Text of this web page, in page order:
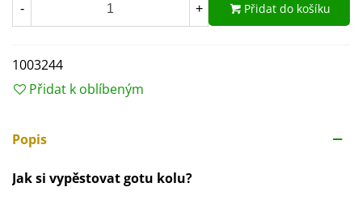
- + Přidat do košíku
1003244
Přidat k oblíbeným
Popis
Jak si vypěstovat gotu kolu?